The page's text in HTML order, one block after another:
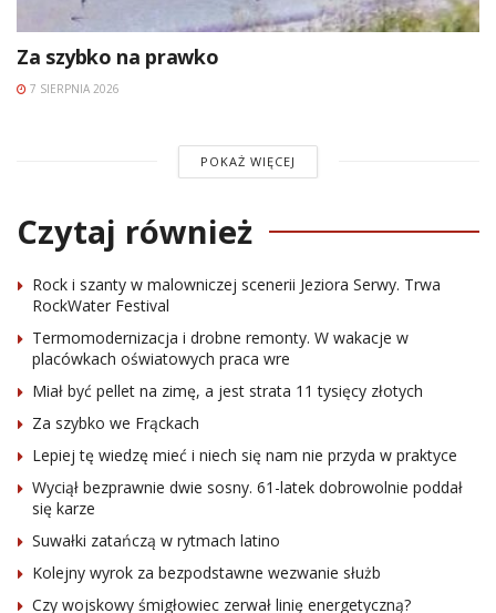
Za szybko na prawko
7 SIERPNIA 2026
POKAŻ WIĘCEJ
Czytaj również
Rock i szanty w malowniczej scenerii Jeziora Serwy. Trwa
RockWater Festival
Termomodernizacja i drobne remonty. W wakacje w
placówkach oświatowych praca wre
Miał być pellet na zimę, a jest strata 11 tysięcy złotych
Za szybko we Frąckach
Lepiej tę wiedzę mieć i niech się nam nie przyda w praktyce
Wyciął bezprawnie dwie sosny. 61-latek dobrowolnie poddał
się karze
Suwałki zatańczą w rytmach latino
Kolejny wyrok za bezpodstawne wezwanie służb
Czy wojskowy śmigłowiec zerwał linię energetyczną?